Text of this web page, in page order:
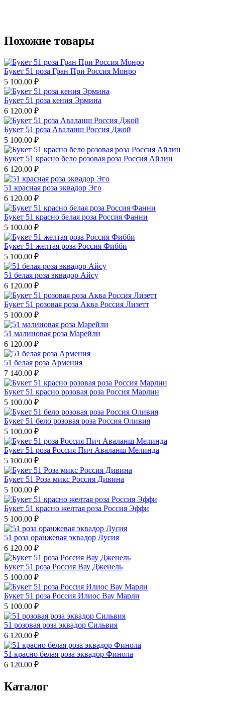
Похожие товары
Букет 51 роза Гран При Россия Монро
5 100.00 ₽
Букет 51 роза кения Эрмина
6 120.00 ₽
Букет 51 роза Аваланш Россия Джой
5 100.00 ₽
Букет 51 красно бело розовая роза Россия Айлин
6 120.00 ₽
51 красная роза эквадор Эго
6 120.00 ₽
Букет 51 красно белая роза Россия Фанни
5 100.00 ₽
Букет 51 желтая роза Россия Фибби
5 100.00 ₽
51 белая роза эквадор Айсу
6 120.00 ₽
Букет 51 розовая роза Аква Россия Лизетт
5 100.00 ₽
51 малиновая роза Марейли
6 120.00 ₽
51 белая роза Армения
7 140.00 ₽
Букет 51 красно розовая роза Россия Марлин
5 100.00 ₽
Букет 51 бело розовая роза Россия Оливия
5 100.00 ₽
Букет 51 роза Россия Пич Аваланш Мелинда
5 100.00 ₽
Букет 51 Роза микс Россия Дивина
5 100.00 ₽
Букет 51 красно желтая роза Россия Эффи
5 100.00 ₽
51 роза оранжевая эквадор Лусия
6 120.00 ₽
Букет 51 роза Россия Вау Дженель
5 100.00 ₽
Букет 51 роза Россия Илиос Вау Марли
5 100.00 ₽
51 розовая роза эквадор Сильвия
6 120.00 ₽
51 красно белая роза эквадор Финола
6 120.00 ₽
Каталог